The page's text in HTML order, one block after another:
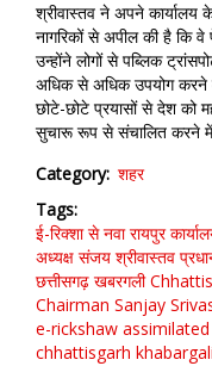
श्रीवास्तव ने अपने कार्यालय
नागरिकों से अपील की है कि
उन्होंने लोगों से पब्लिक
अधिक से अधिक उपयोग करने
छोटे-छोटे प्रयासों से देश को
सुचारू रूप से संचालित करने में
Category शहर
Tags
ई-रिक्शा से नवा रायपुर
अध्यक्ष संजय श्रीवास्तव
छत्तीसगढ़ खबरगली
Chairman Sanjay
e-rickshaw
chhattisgarh khabargali